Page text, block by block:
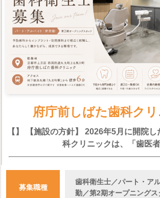
府庁前しばた歯科ク
【】 【施設の方針】 2026年5月に開院
科クリニックは、「歯医
募集職種
歯科衛生士／パート・ア
勤／第2期オープニングス